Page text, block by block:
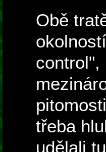
Obě
control",
třeba
udělali